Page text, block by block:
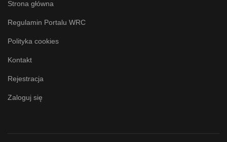
Strona główna
Regulamin Portalu WRC
Polityka cookies
Kontakt
Rejestracja
Zaloguj się